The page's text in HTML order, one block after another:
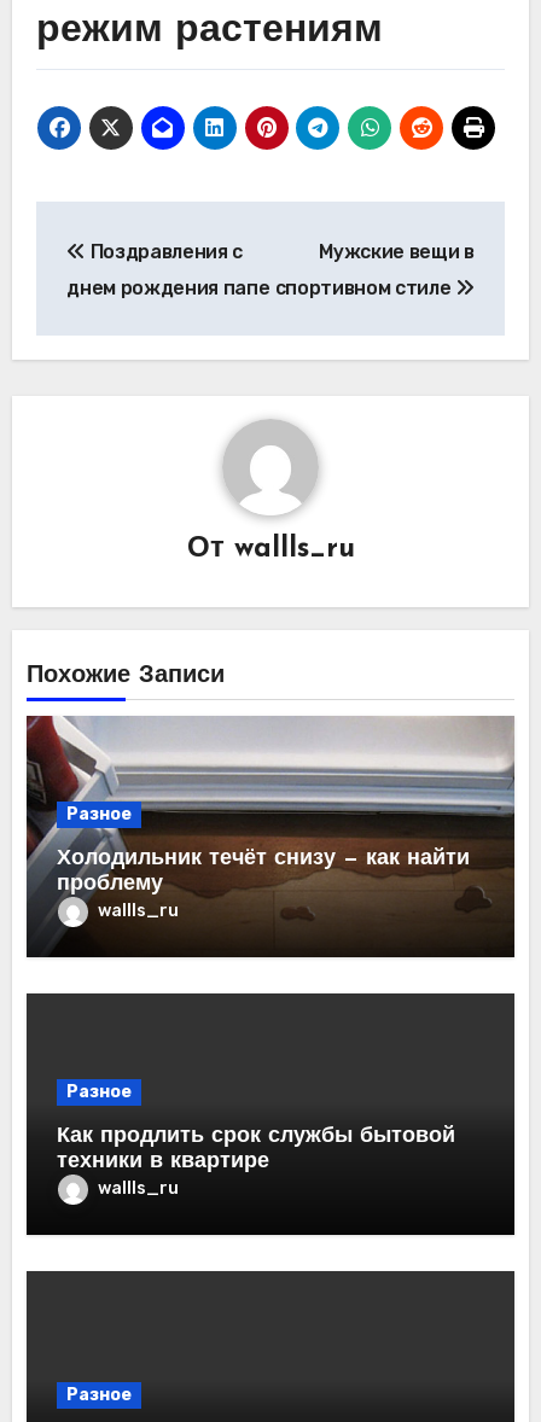
режим растениям
по
Поздравления с
днем рождения папе
Мужские вещи в
спортивном стиле
От wallls_ru
Похожие Записи
Разное
Холодильник течёт снизу — как найти
проблему
wallls_ru
Разное
Как продлить срок службы бытовой
техники в квартире
wallls_ru
Разное